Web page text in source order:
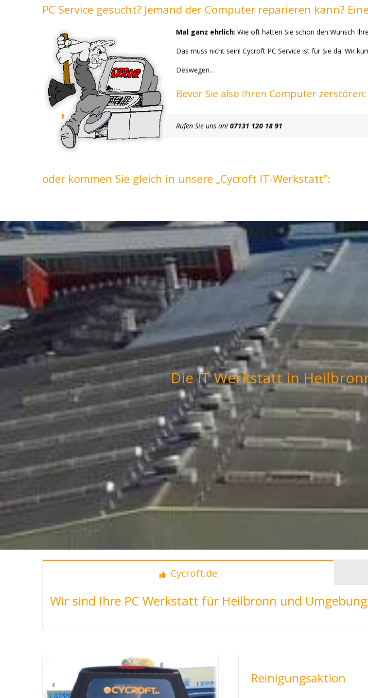
PC Service gesucht? Jemand der Computer reparieren kann?
Mal ganz ehrlich: Wie oft hatten Sie schon den Wunsch
Das muss nicht sein! Cycroft PC Service ist für Sie da. Wir
Deswegen…
Bevor Sie also Ihren Computer zerstören:
Rufen Sie uns an! 07131 120 18 91
oder kommen Sie gleich in unsere „Cycroft IT-Werkstatt“:
Die IT Werkstatt in
Cycroft.de
Wir sind Ihre PC Werkstatt für Heilbronn und
Reinigungsaktion